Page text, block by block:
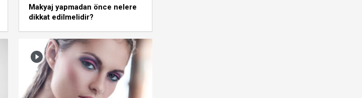
Makyaj yapmadan önce nelere
dikkat edilmelidir?